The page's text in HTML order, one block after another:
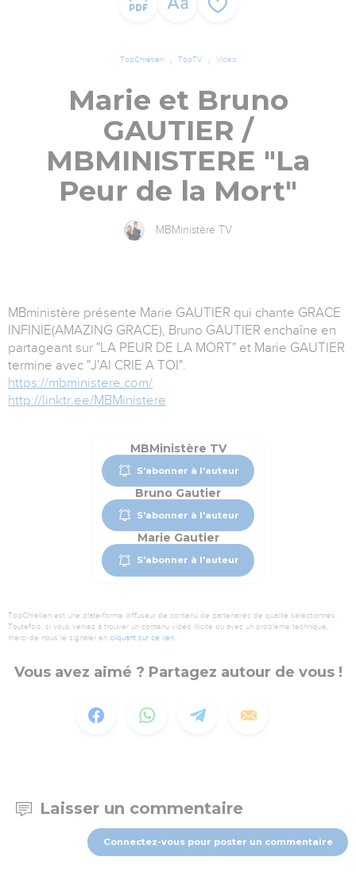
TopChrétien TopTV Vidéo
Marie et Bruno
GAUTIER /
MBMINISTERE "La
Peur de la Mort"
MBMinistère TV
MBministère présente Marie GAUTIER qui chante GRACE
INFINIE(AMAZING GRACE), Bruno GAUTIER enchaîne en
partageant sur "LA PEUR DE LA MORT" et Marie GAUTIER
termine avec "J'AI CRIE A TOI".
https://mbministere.com/
http://linktr.ee/MBMinistere
MBMinistère TV
S'abonner à l'auteur
Bruno Gautier
S'abonner à l'auteur
Marie Gautier
S'abonner à l'auteur
TopChrétien est une plate-forme diffuseur de contenu de partenaires de qualité sélectionnés.
Toutefois, si vous veniez à trouver un contenu vidéo illicite ou avec un problème technique,
merci de nous le signaler en cliquant sur ce lien
Vous avez aimé ? Partagez autour de vous !
Laisser un commentaire
Connectez-vous pour poster un commentaire